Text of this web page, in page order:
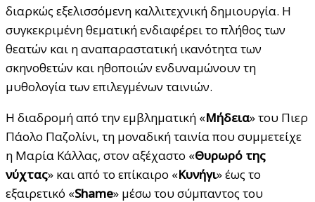
διαρκώς εξελισσόμενη καλλιτεχνική δημιουργία. Η
συγκεκριμένη θεματική ενδιαφέρει το πλήθος των
θεατών και η αναπαραστατική ικανότητα των
σκηνοθετών και ηθοποιών ενδυναμώνουν τη
μυθολογία των επιλεγμένων ταινιών.
Η διαδρομή από την εμβληματική «Μήδεια» του Πιερ
Πάολο Παζολίνι, τη μοναδική ταινία που συμμετείχε
η Μαρία Κάλλας, στον αξέχαστο «Θυρωρό της
νύχτας» και από το επίκαιρο «Κυνήγι» έως το
εξαιρετικό «Shame» μέσω του σύμπαντος του